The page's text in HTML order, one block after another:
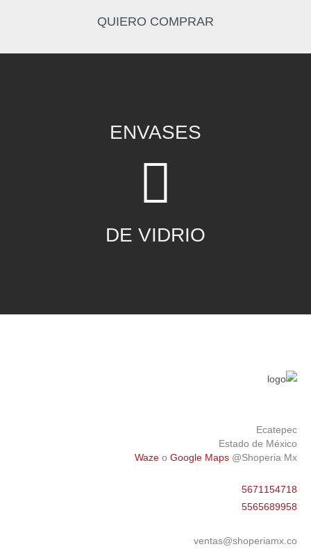
QUIERO COMPRAR
ENVASES
DE VIDRIO
Ecatepec
Estado de México
Waze o Google Maps @Shoperia Mx
5671154718
5565689958
ventas@shoperiamx.co